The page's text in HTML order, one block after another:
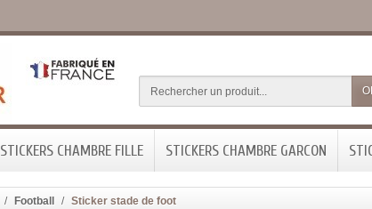
STICKERS CHAMBRE FILLE STICKERS CHAMBRE GARCON
Football Sticker stade de foot